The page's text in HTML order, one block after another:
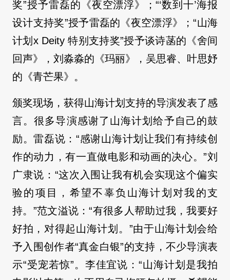
奖”授予雷磊的《夜空漂浮》；“‘数到十’海报
设计支持奖”授予雷磊的《夜空漂浮》；“山海
计划x Deity 特别支持奖”授予谈诗菡的《舍间
回声》，刘淼淼的《玛丽》，吴思睿、叶思妤
的《青芒果》。
颁奖现场，获得山海计划支持的导演发表了感
言。很多导演感谢了山海计划给予自己的鼓
励。雷磊说：“感谢山海计划让我们有持续创
作的动力，有一直做电影和动画的决心。”刘
广隶说：“这次入围让我有机会实现这个偏实
验的项目，希望不辜负山海计划对我的支
持。”范文溢说：“有很多人帮助过我，我要好
好拍，对得起山海计划。”由于山海计划会给
予入围创作者“真金白银”的支持，不少导演表
示“受宠若惊”。李佳宜说：“山海计划是我拍